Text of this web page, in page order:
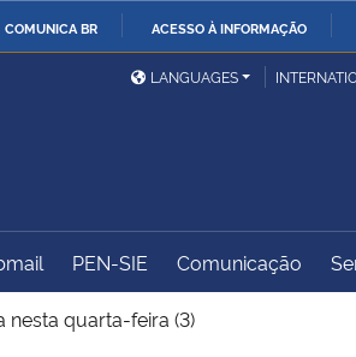
COMUNICA BR ACESSO À INFORMAÇÃO
Ministério das Relações
Exteriores
Controladoria-Geral da
União
LANGUAGES
PEN-SIE Comunicação
nesta quarta-feira (3)